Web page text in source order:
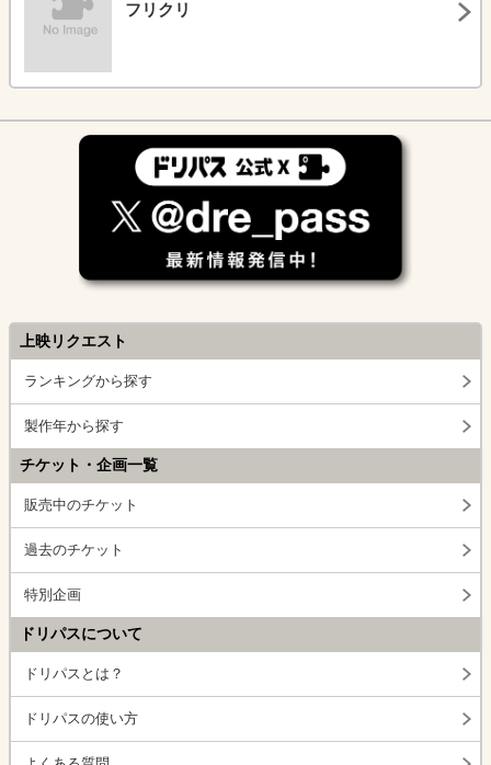
フリクリ
上映リクエスト
ランキングから探す
製作年から探す
チケット・企画一覧
販売中のチケット
過去のチケット
特別企画
ドリパスについて
ドリパスとは？
ドリパスの使い方